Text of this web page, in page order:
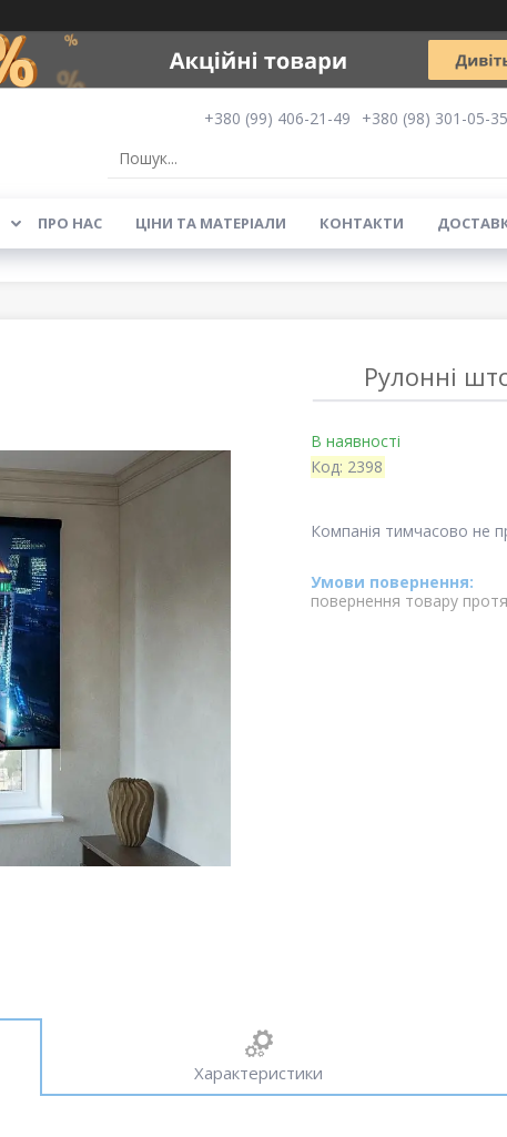
+380 (99) 406-21-49 +380 (98) 301-05-35
ПРО НАС ЦІНИ ТА МАТЕРІАЛИ КОНТАКТИ
Рулонні
В наявності
Код: 2398
Компанія тимчасово не
повернення товару
Характеристики